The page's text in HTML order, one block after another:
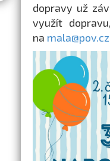
dopravy už
využít
na mala@pov.cz